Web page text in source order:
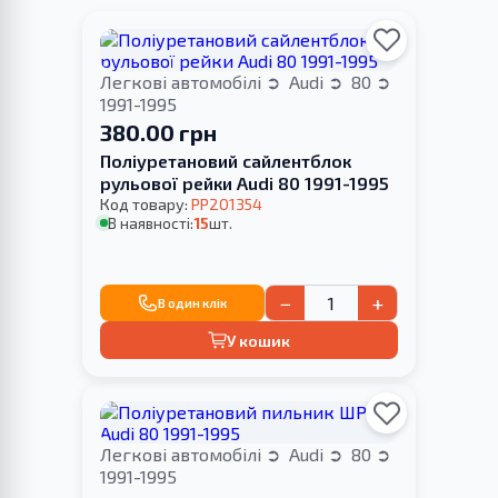
Легкові автомобілі Audi
80
1991-1995
380.00 грн
Поліуретановий сайлентблок
рульової рейки Audi 80 1991-1995
Код товару: PP201354
В наявності:15шт.
В один клік − +
У кошик
Легкові автомобілі Audi
80
1991-1995